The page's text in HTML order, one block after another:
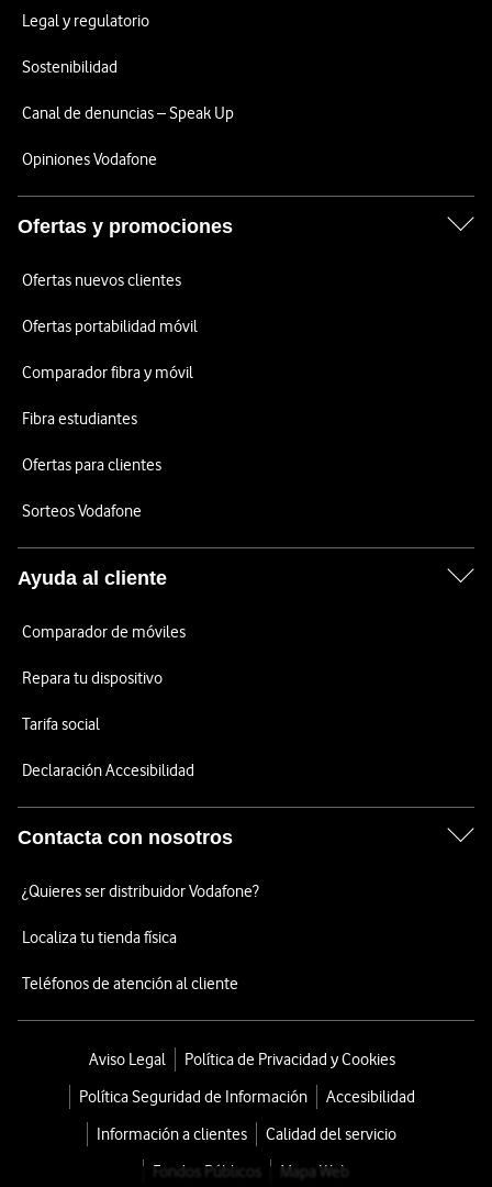
Legal y regulatorio
Sostenibilidad
Canal de denuncias – Speak Up
Opiniones Vodafone
Ofertas y promociones
Ofertas nuevos clientes
Ofertas portabilidad móvil
Comparador fibra y móvil
Fibra estudiantes
Ofertas para clientes
Sorteos Vodafone
Ayuda al cliente
Comparador de móviles
Repara tu dispositivo
Tarifa social
Declaración Accesibilidad
Contacta con nosotros
¿Quieres ser distribuidor Vodafone?
Localiza tu tienda física
Teléfonos de atención al cliente
Aviso Legal
Política de Privacidad y Cookies
Política Seguridad de Información
Accesibilidad
Información a clientes
Calidad del servicio
Fondos Públicos
Mapa Web